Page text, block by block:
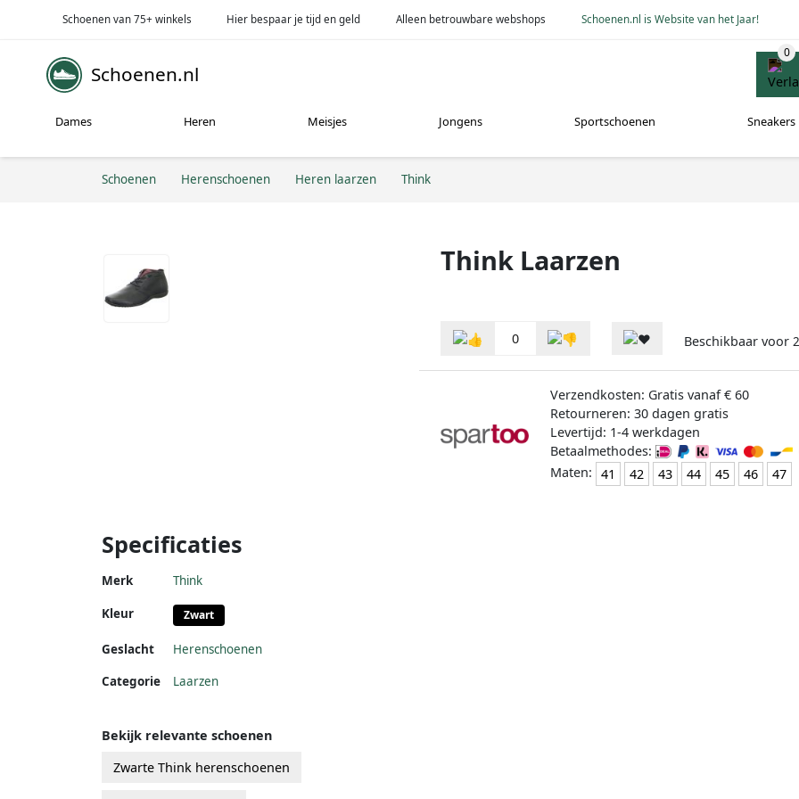
Schoenen van 75+ winkels Hier bespaar je tijd en geld Alleen betrouwbare webshops Schoenen.nl is Website van het Jaar!
Schoenen.nl
Dames Heren Meisjes Jongens Sportschoenen Sneakers
Schoenen Herenschoenen Heren laarzen Think
Think Laarzen
0 Beschikbaar voor
Verzendkosten: Gratis vanaf € 60
Retourneren: 30 dagen gratis
Levertijd: 1-4 werkdagen
Betaalmethodes:
Maten: 41 42 43 44 45 46 47
Specificaties
Merk Think
Kleur Zwart
Geslacht
Herenschoenen
Categorie
Laarzen
Bekijk relevante schoenen
Zwarte Think herenschoenen